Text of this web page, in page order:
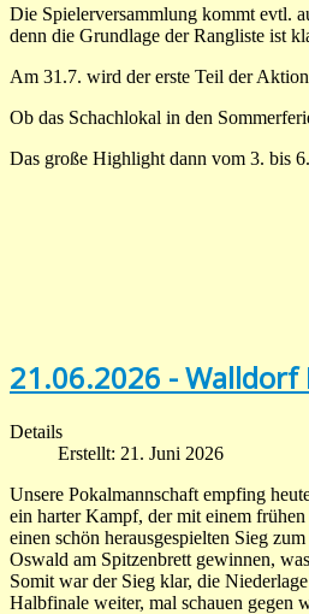
Die Spielerversammlung kommt evtl.
denn die Grundlage der Rangliste ist
Am 31.7. wird der erste Teil der
Ob das Schachlokal in den
Das große Highlight dann vom 3. bis
21.06.2026 -
Details
Erstellt: 21. Juni 2026
Unsere Pokalmannschaft empfing
ein harter Kampf, der mit einem
einen schön herausgespielten Sieg
Oswald am Spitzenbrett gewinnen,
Somit war der Sieg klar, die
Halbfinale weiter, mal schauen gegen